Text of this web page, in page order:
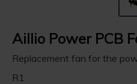
Aillio Power PCB
Replacement fan for the
R1